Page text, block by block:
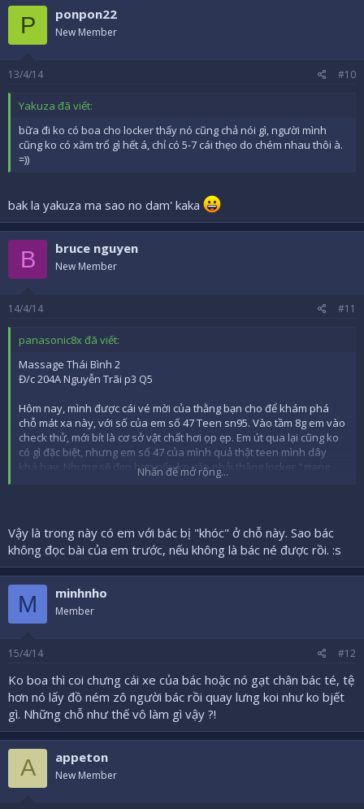
P ponpon22
New Member
13/4/14 #10
Yakuza đã viết:
bữa đi ko có boa cho locker thấy nó cũng chả nói gì, người mình
cũng ko có xăm trổ gì hết á, chỉ có 5-7 cái thẹo do chém nhau thôi à.
=))
bak la yakuza ma sao no dam' kaka
B bruce nguyen
New Member
14/4/14 #11
panasonic8x đã viết:
Massage Thái Bình 2
Đ/c 204A Nguyễn Trãi p3 Q5
Hôm nay, mình được cái vé mời của thằng bạn cho để khám phá
chỗ mát xa này, với số của em số 47 Teen sn95. Vào tầm 8g em vào
check thử, mới bít là cơ sở vật chất hơi ọp ẹp. Em út qua lại cũng ko
có gì đặc biệt, nhưng em số 47 của mình quả thật teen mình dây
khá hay. Nhưng sẽ đẹp hơn nếu ko gặp phải thằng locker "giang
hồ" (nó xăm đầy 2 cánh tay) lại gặp mình ko có tiền lẻ, mfinh nói đưa
làm sao quay lại nữa :huh:
Nó được trả lương để làm locker, boa hay ko là tuỳ mỗi người, mình
đâu có thiếu tiền nó đâu mà nó đòi :huh:
Nến mình viết bài này để cảnh báo anh em cẩn thận, nếu muốn "an
toàn" thì phải cúng cho nó 20k vui vẻ, ko thì nó hăm đánh :-/
này là 1 đi ko trở lại. Vé mời + phòng thường + boa 200k.
Nhấn để mở rộng...
Vậy là trong này có em với bác bị "khóc" ở chỗ này. Sao bác
không đọc bài của em trước, nếu không là bác né được rồi. :s
M minhnho
Member
15/4/14 #12
Ko boa thì coi chưng cái xe của bác hoặc nó gạt chân bác té, tệ
hơn nó lấy đồ ném zô người bác rồi quay lưng koi như ko bjết
gì. Những chỗ như thế vô làm gì vậy ?!
A appeton
New Member